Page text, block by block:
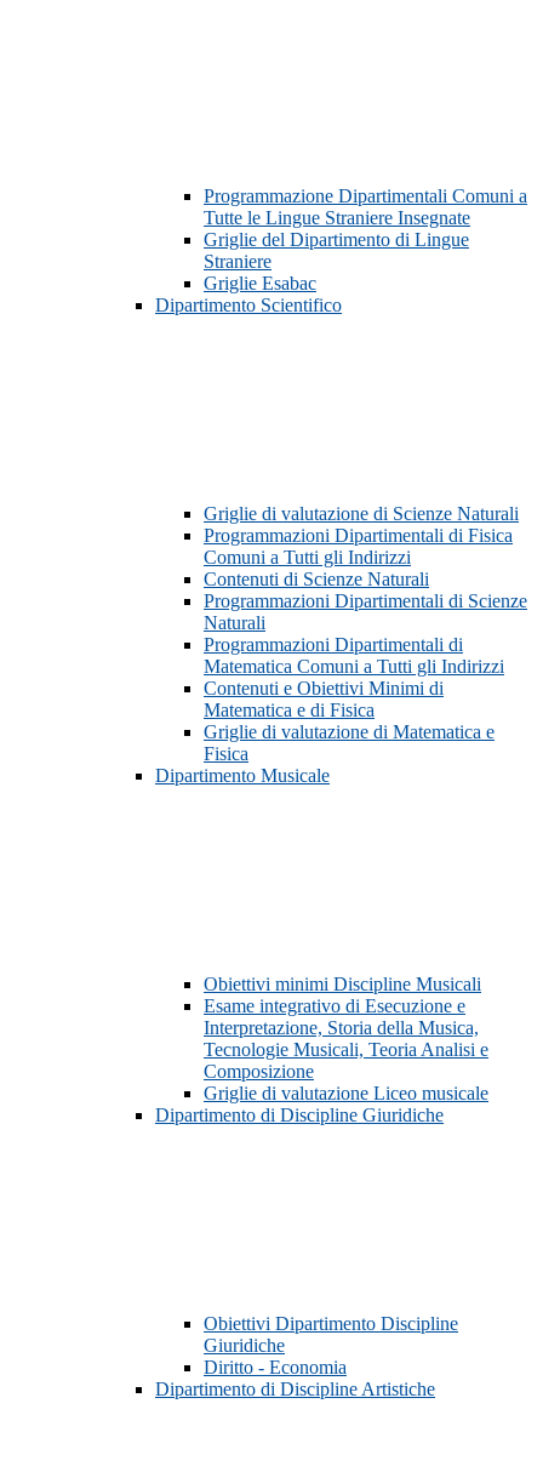
Programmazione Dipartimentali Comuni a
Tutte le Lingue Straniere Insegnate
Griglie del Dipartimento di Lingue
Straniere
Griglie Esabac
Dipartimento Scientifico
Griglie di valutazione di Scienze Naturali
Programmazioni Dipartimentali di Fisica
Comuni a Tutti gli Indirizzi
Contenuti di Scienze Naturali
Programmazioni Dipartimentali di Scienze
Naturali
Programmazioni Dipartimentali di
Matematica Comuni a Tutti gli Indirizzi
Contenuti e Obiettivi Minimi di
Matematica e di Fisica
Griglie di valutazione di Matematica e
Fisica
Dipartimento Musicale
Obiettivi minimi Discipline Musicali
Esame integrativo di Esecuzione e
Interpretazione, Storia della Musica,
Tecnologie Musicali, Teoria Analisi e
Composizione
Griglie di valutazione Liceo musicale
Dipartimento di Discipline Giuridiche
Obiettivi Dipartimento Discipline
Giuridiche
Diritto - Economia
Dipartimento di Discipline Artistiche